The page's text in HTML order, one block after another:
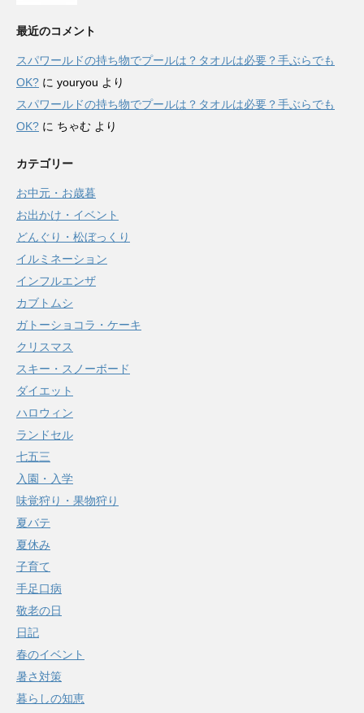
最近のコメント
スパワールドの持ち物でプールは？タオルは必要？手ぶらでも
OK? に youryou より
スパワールドの持ち物でプールは？タオルは必要？手ぶらでも
OK? に ちゃむ より
カテゴリー
お中元・お歳暮
お出かけ・イベント
どんぐり・松ぼっくり
イルミネーション
インフルエンザ
カブトムシ
ガトーショコラ・ケーキ
クリスマス
スキー・スノーボード
ダイエット
ハロウィン
ランドセル
七五三
入園・入学
味覚狩り・果物狩り
夏バテ
夏休み
子育て
手足口病
敬老の日
日記
春のイベント
暑さ対策
暮らしの知恵